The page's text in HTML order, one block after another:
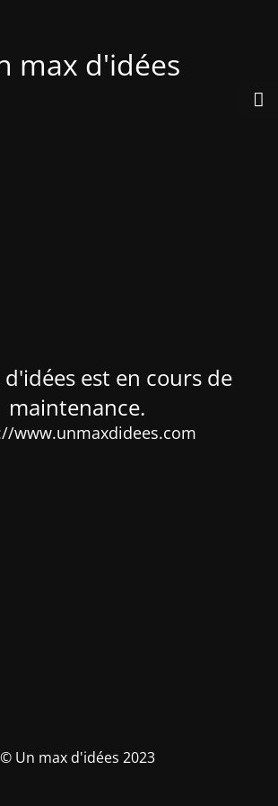
max d'idées
est en cours de
maintenance.
www.unmaxdidees.com
© Un max d'idées 2023